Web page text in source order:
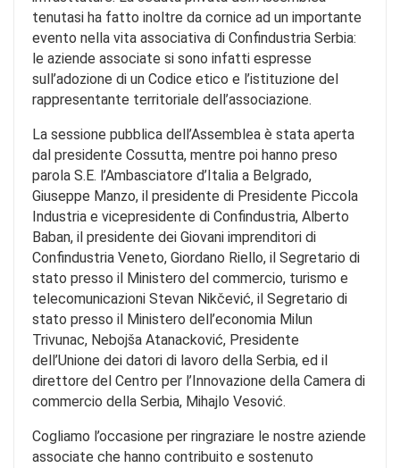
tenutasi ha fatto inoltre da cornice ad un importante
evento nella vita associativa di Confindustria Serbia:
le aziende associate si sono infatti espresse
sull’adozione di un Codice etico e l’istituzione del
rappresentante territoriale dell’associazione.
La sessione pubblica dell’Assemblea è stata aperta
dal presidente Cossutta, mentre poi hanno preso
parola S.E. l’Ambasciatore d’Italia a Belgrado,
Giuseppe Manzo, il presidente di Presidente Piccola
Industria e vicepresidente di Confindustria, Alberto
Baban, il presidente dei Giovani imprenditori di
Confindustria Veneto, Giordano Riello, il Segretario di
stato presso il Ministero del commercio, turismo e
telecomunicazioni Stevan Nikčević, il Segretario di
stato presso il Ministero dell’economia Milun
Trivunac, Nebojša Atanacković, Presidente
dell’Unione dei datori di lavoro della Serbia, ed il
direttore del Centro per l’Innovazione della Camera di
commercio della Serbia, Mihajlo Vesović.
Cogliamo l’occasione per ringraziare le nostre aziende
associate che hanno contribuito e sostenuto